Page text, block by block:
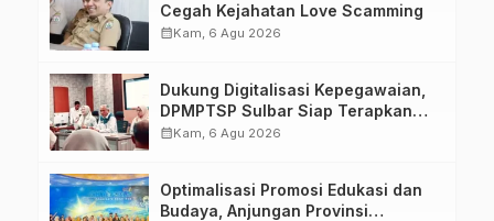
Cegah Kejahatan Love Scamming
calendar_monthKam, 6 Agu 2026
Dukung Digitalisasi Kepegawaian,
DPMPTSP Sulbar Siap Terapkan
Aplikasi FLEKSI ASN
calendar_monthKam, 6 Agu 2026
Optimalisasi Promosi Edukasi dan
Budaya, Anjungan Provinsi